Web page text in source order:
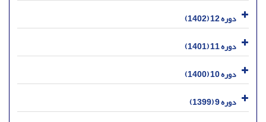
دوره 12 (1402)
دوره 11 (1401)
دوره 10 (1400)
دوره 9 (1399)